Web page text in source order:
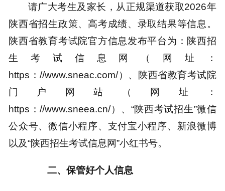
请广大考生及家长，从正规渠道获取2026年
陕西省招生政策、高考成绩、录取结果等信息。
陕西省教育考试院官方信息发布平台为：陕西招
生考试信息网（网址：
https：//www.sneac.com/）、陕西省教育考试院
门户网站（网址：
https：//www.sneea.cn/）、“陕西考试招生”微信
公众号、微信小程序、支付宝小程序、新浪微博
以及“陕西招生考试信息网”小红书号。
二、保管好个人信息